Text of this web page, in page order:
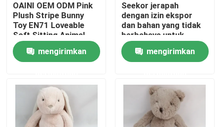
Hubungi kami
Berita
Permintaan Penawaran
Mainan Mewah Lembut
OAINI OEM ODM Pink
Plush Stripe Bunny
Toy EN71 Loveable
Soft Sitting Animal
Toy Huggable Soft
Rabbit Toymengirimkan
Seekor jerapah
dengan izin ekspor
dan bahan yang tidak
berbahaya untuk
dekorasi rumah
mengirimkan